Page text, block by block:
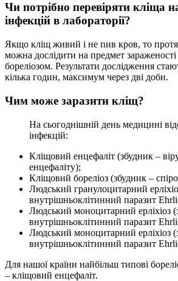
Чи потрібно перевіряти кліща
інфекцій в лабораторії?
Якщо кліщ живий і не пив кров, то
можна дослідити на предмет зараженості
бореліозом. Результати дослідження
кілька годин, максимум через дві доби.
Чим може заразити кліщ?
На сьогоднішній день медицині
інфекцій:
Кліщовий енцефаліт (збудник –
енцефаліту);
Кліщовий бореліоз (збудник –
Людський гранулоцитарний
внутрішньоклітинний паразит
Людський моноцитарний ерліхіоз
внутрішньоклітинний паразит
Людський моноцитарний ерліхіоз
внутрішньоклітинний паразит
Для нашої країни найбільш типові
– кліщовий енцефаліт.